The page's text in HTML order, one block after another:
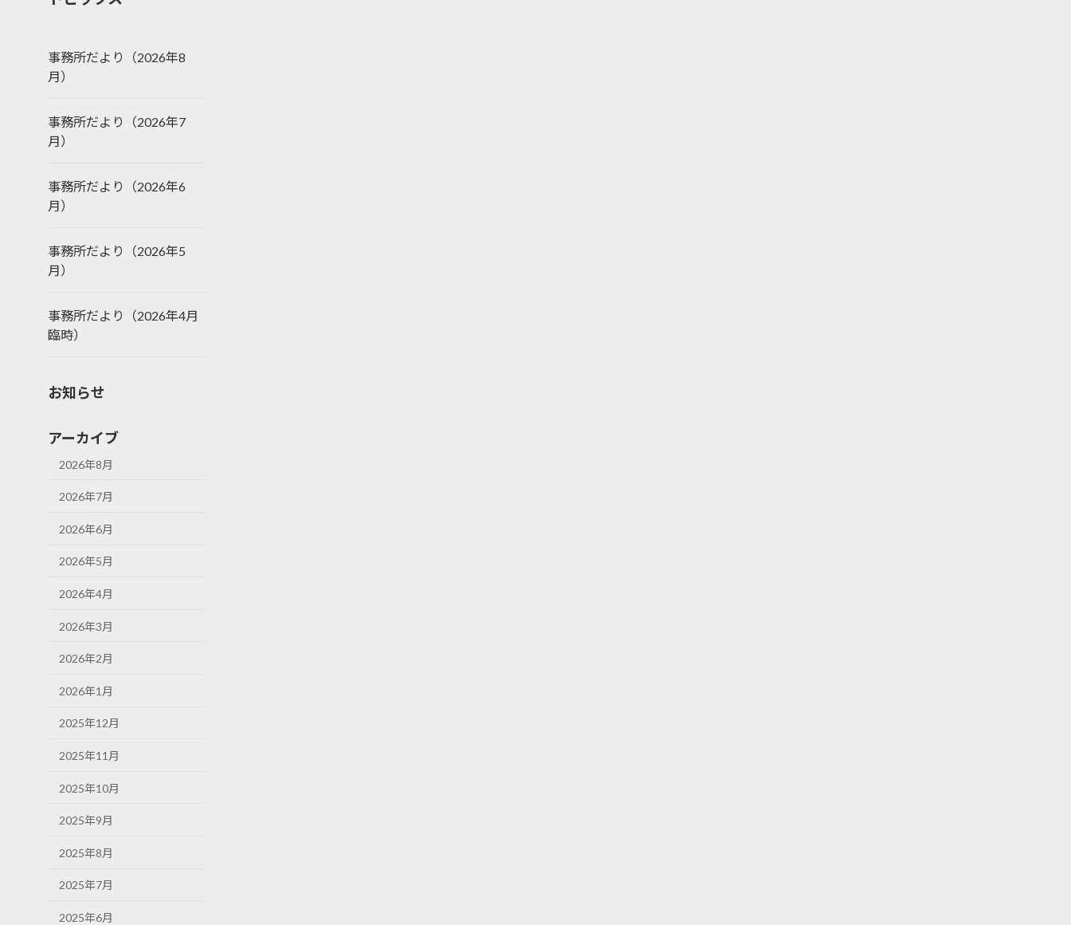
事務所だより（2026年8
月）
事務所だより（2026年7
月）
事務所だより（2026年6
月）
事務所だより（2026年5
月）
事務所だより（2026年4月
臨時）
お知らせ
アーカイブ
2026年8月
2026年7月
2026年6月
2026年5月
2026年4月
2026年3月
2026年2月
2026年1月
2025年12月
2025年11月
2025年10月
2025年9月
2025年8月
2025年7月
2025年6月